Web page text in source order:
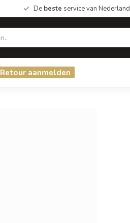
De beste service van Nederland
Retour aanmelden